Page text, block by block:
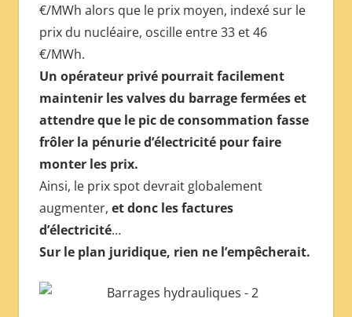
€/MWh alors que le prix moyen, indexé sur le
prix du nucléaire, oscille entre 33 et 46
€/MWh.
Un opérateur privé pourrait facilement
maintenir les valves du barrage fermées et
attendre que le pic de consommation fasse
frôler la pénurie d’électricité pour faire
monter les prix.
Ainsi, le prix spot devrait globalement
augmenter, et donc les factures
d’électricité…
Sur le plan juridique, rien ne l’empêcherait.